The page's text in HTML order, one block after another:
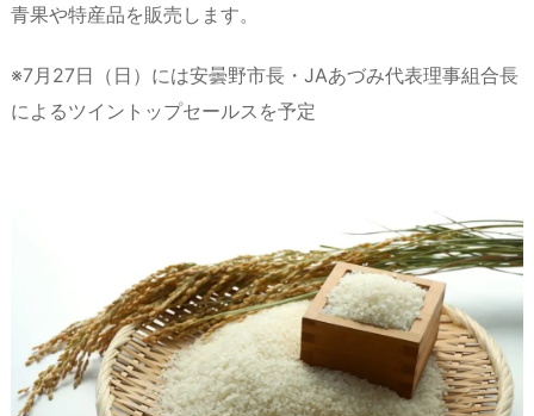
青果や特産品を販売します。
※7月27日（日）には安曇野市長・JAあづみ代表理事組合長
によるツイントップセールスを予定